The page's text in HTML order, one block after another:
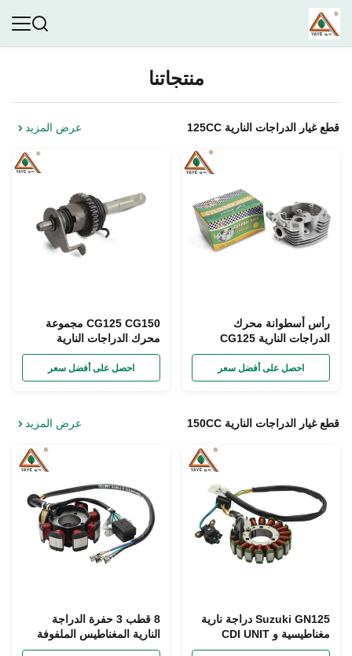
منتجاتنا
قطع غيار الدراجات النارية 125CC عرض المزيد
رأس أسطوانة محرك
الدراجات النارية CG125
CG150 قطع غيار محرك
الدراجات النارية
احصل على أفضل سعر
CG125 CG150 مجموعة
محرك الدراجات النارية
احصل على أفضل سعر
قطع غيار الدراجات النارية 150CC عرض المزيد
Suzuki GN125 دراجة نارية
مغناطيسية و CDI UNIT
Magneto Stator Coil Wire
8 قطب 3 حفرة الدراجة
النارية المغناطيس الملفوفة
لهيوندا CG125 CG150 قطع